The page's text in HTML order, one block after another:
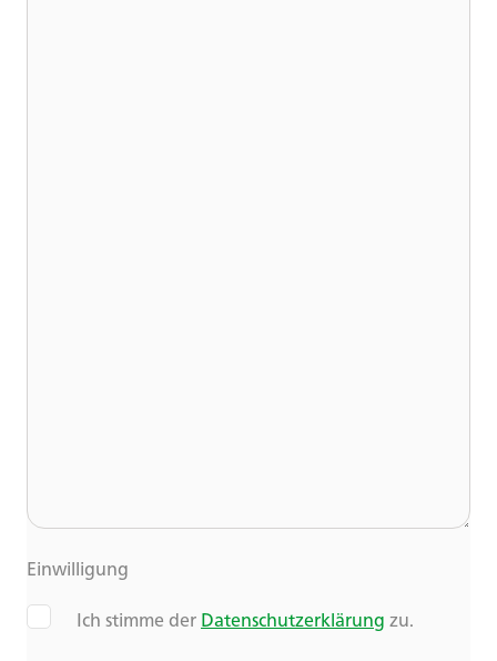
Einwilligung
Ich stimme derDatenschutzerklärungzu.